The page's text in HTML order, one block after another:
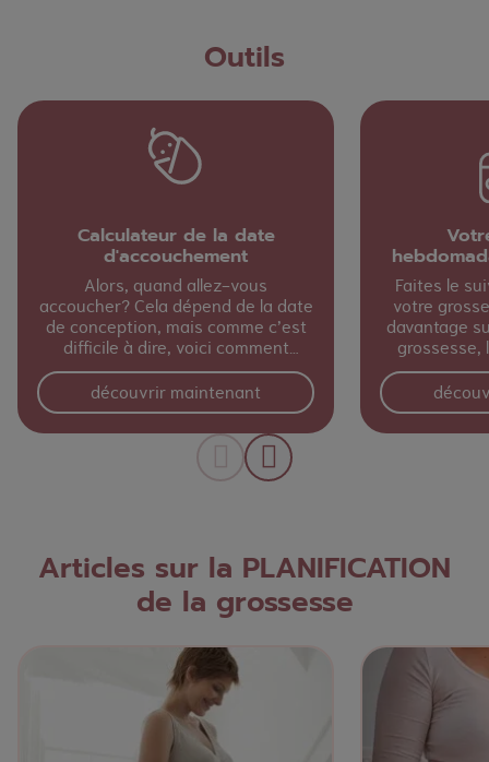
Outils
Calculateur de la date
d'accouchement
Alors, quand allez-vous
accoucher? Cela dépend de la date
de conception, mais comme c’est
difficile à dire, voici comment
calculer l’anniversaire prévu de
votre bébé!
découvrir maintenant
Faites le
votre
davantage
Articles sur la PLANIFICATION
de la grossesse